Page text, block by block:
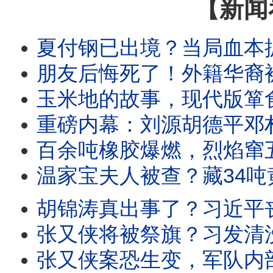
【新
夏付钢已出境？当局血本抓“大哥”；近10万被淹死？
朋友后悔死了！外籍华裔被拦截；闭关锁国真相 中共倒查税
玉米地的故事，现代版箪食壶浆；官方语焉不详，网传灭门案
重磅内幕：刘源胡德平邓朴方联手倒习？北戴河
百余吨橡胶爆燃，烈焰窜五六十米；竹知了化身武器，安全的抵
温家宝夫人被查？藏34吨黄金珠宝？惊天消息从哪来？习近平
胡锦涛真出事了？习近平丧失理智？谁在疯传假图？胡锦涛真实
张又侠将被祭旗？习发清洗宣言；经济差到难想像，百姓
张又侠案恐生变，军队内部乱了；把关人变收钱人，每天受贿6千；患